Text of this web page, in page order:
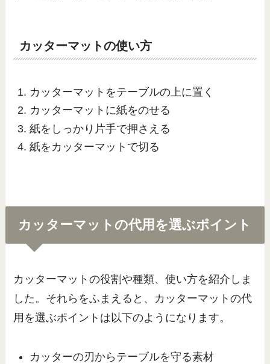
カッターマットの使い方
カッターマットをテーブルの上に置く
カッターマットに紙をのせる
紙をしっかり片手で押さえる
紙をカッターマットで切る
カッターマットの代用を選ぶポイント
カッターマットの役割や種類、使い方を紹介しま
した。それらをふまえると、カッターマットの代
用を選ぶポイントは以下のようになります。
カッターの刃からテーブルを守る素材